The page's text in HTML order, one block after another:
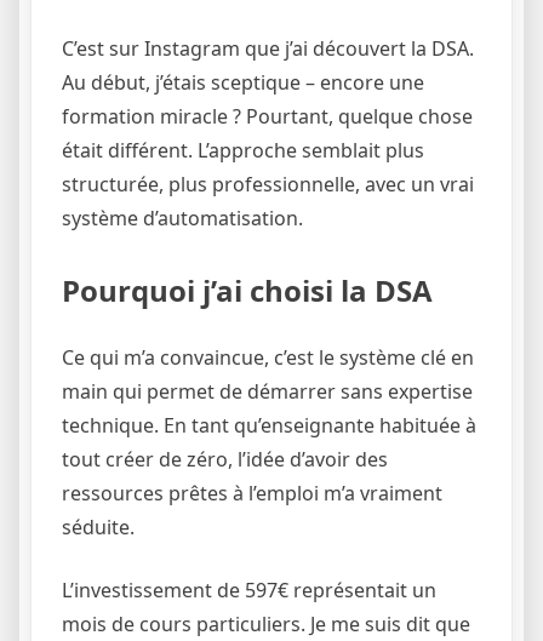
C’est sur Instagram que j’ai découvert la DSA.
Au début, j’étais sceptique – encore une
formation miracle ? Pourtant, quelque chose
était différent. L’approche semblait plus
structurée, plus professionnelle, avec un vrai
système d’automatisation.
Pourquoi j’ai choisi la DSA
Ce qui m’a convaincue, c’est le système clé en
main qui permet de démarrer sans expertise
technique. En tant qu’enseignante habituée à
tout créer de zéro, l’idée d’avoir des
ressources prêtes à l’emploi m’a vraiment
séduite.
L’investissement de 597€ représentait un
mois de cours particuliers. Je me suis dit que